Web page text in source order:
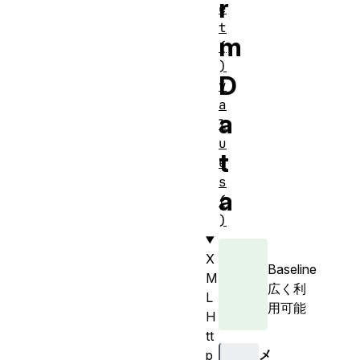
r
m
D
a
t
a
Baseline
広く利
用可能
メ
e
t
(
)
v
a
l
u
e
s
(
)
X
M
L
H
tt
p